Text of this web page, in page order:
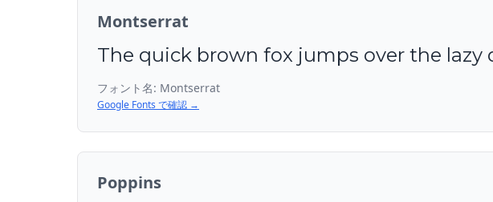
Montserrat
The quick brown fox jumps over the lazy
フォント名: Montserrat
Google Fonts で確認 →
Poppins